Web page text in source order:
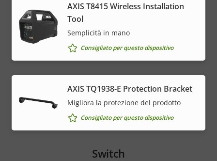
AXIS T8415 Wireless Installation
Tool
Semplicità in mano
Consigliato per questo dispositivo
AXIS TQ1938-E Protection Bracket
Migliora la protezione del prodotto
Consigliato per questo dispositivo
Switch